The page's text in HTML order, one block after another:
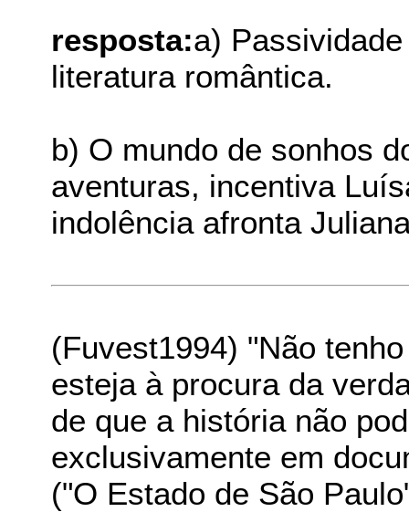
resposta:a)
literatura romântica.
b) O mundo de sonhos
aventuras, incentiva
indolência afronta
(Fuvest1994) "Não
esteja à procura da
de que a história não
exclusivamente em
("O Estado de São